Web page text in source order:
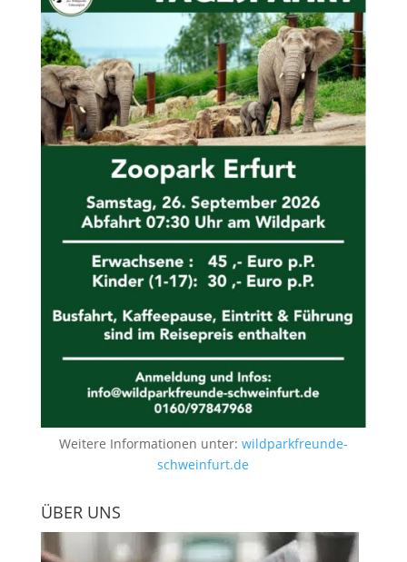
Weitere Informationen unter: wildparkfreunde-
schweinfurt.de
ÜBER UNS